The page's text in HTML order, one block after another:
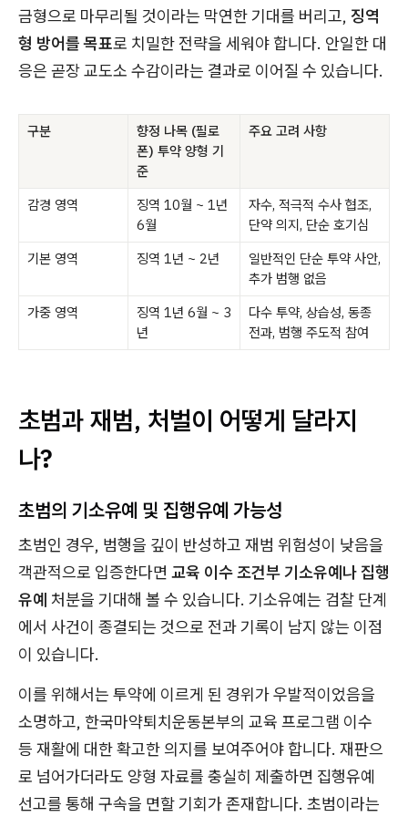
금형으로 마무리될 것이라는 막연한 기대를 버리고, 징역
형 방어를 목표로 치밀한 전략을 세워야 합니다. 안일한 대
응은 곧장 교도소 수감이라는 결과로 이어질 수 있습니다.
구분
향정 나목 (필로
폰) 투약 양형 기
준
주요 고려 사항
감경 영역
징역 10월 ~ 1년
6월
자수, 적극적 수사 협조,
단약 의지, 단순 호기심
기본 영역
징역 1년 ~ 2년
일반적인 단순 투약 사안,
추가 범행 없음
가중 영역
징역 1년 6월 ~ 3
년
다수 투약, 상습성, 동종
전과, 범행 주도적 참여
초범과 재범, 처벌이 어떻게 달라지
나?
초범의 기소유예 및 집행유예 가능성
초범인 경우, 범행을 깊이 반성하고 재범 위험성이 낮음을
객관적으로 입증한다면 교육 이수 조건부 기소유예나 집행
유예 처분을 기대해 볼 수 있습니다. 기소유예는 검찰 단계
에서 사건이 종결되는 것으로 전과 기록이 남지 않는 이점
이 있습니다.
이를 위해서는 투약에 이르게 된 경위가 우발적이었음을
소명하고, 한국마약퇴치운동본부의 교육 프로그램 이수
등 재활에 대한 확고한 의지를 보여주어야 합니다. 재판으
로 넘어가더라도 양형 자료를 충실히 제출하면 집행유예
선고를 통해 구속을 면할 기회가 존재합니다. 초범이라는